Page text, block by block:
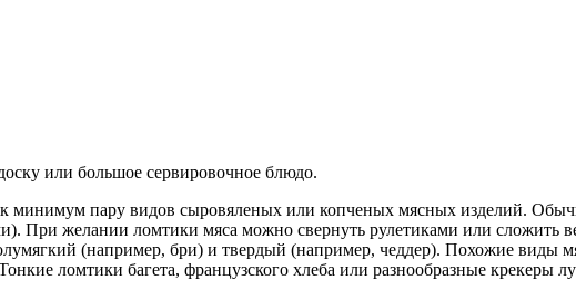
или большое сервировочное блюдо.
минимум пару видов сыровяленых или копченых мясных изделий.
При желании ломтики мяса можно свернуть рулетиками или сложить
(например, бри) и твердый (например, чеддер). Похожие виды
ломтики багета, французского хлеба или разнообразные крекеры